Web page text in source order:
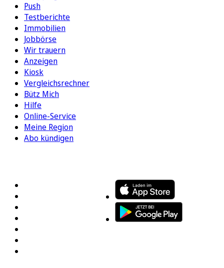
Push
Testberichte
Immobilien
Jobbörse
Wir trauern
Anzeigen
Kiosk
Vergleichsrechner
Bütz Mich
Hilfe
Online-Service
Meine Region
Abo kündigen